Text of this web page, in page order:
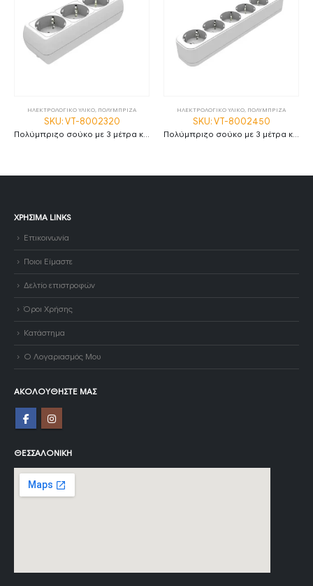
ΗΛΕΚΤΡΟΛΟΓΙΚΟ ΥΛΙΚΟ ΠΟΛΥΜΠΡΙΖΑ
SKU: VT-8002320
ΗΛΕΚΤΡΟΛΟΓΙΚΟ ΥΛΙΚΟ ΠΟΛΥΜΠΡΙΖΑ
SKU: VT-8002450
ΧΡΉΣΙΜΑ LINKS
Επικοινωνία
Ποιοι Είμαστε
Δελτίο επιστροφών
Όροι Χρήσης
Κατάστημα
Ο Λογαριασμός Μου
ΑΚΟΛΟΥΘΉΣΤΕ ΜΑΣ
ΘΕΣΣΑΛΟΝΊΚΗ